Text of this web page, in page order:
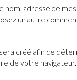
adresse de
un autre
créé afin de
de votre navigateur.